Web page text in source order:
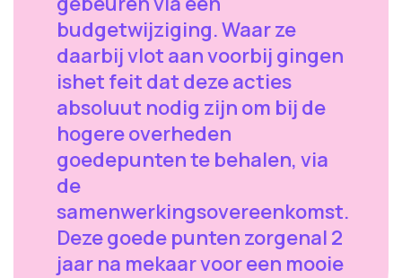
budgetwijziging. Waar ze
daarbij vlot aan voorbij gingen
ishet feit dat deze acties
absoluut nodig zijn om bij de
hogere overheden
goedepunten te behalen, via
de
samenwerkingsovereenkomst.
Deze goede punten zorgenal 2
jaar na mekaar voor een mooie